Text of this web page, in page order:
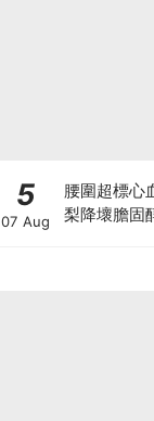
5
07 Aug
腰圍超標心
梨降壞膽固